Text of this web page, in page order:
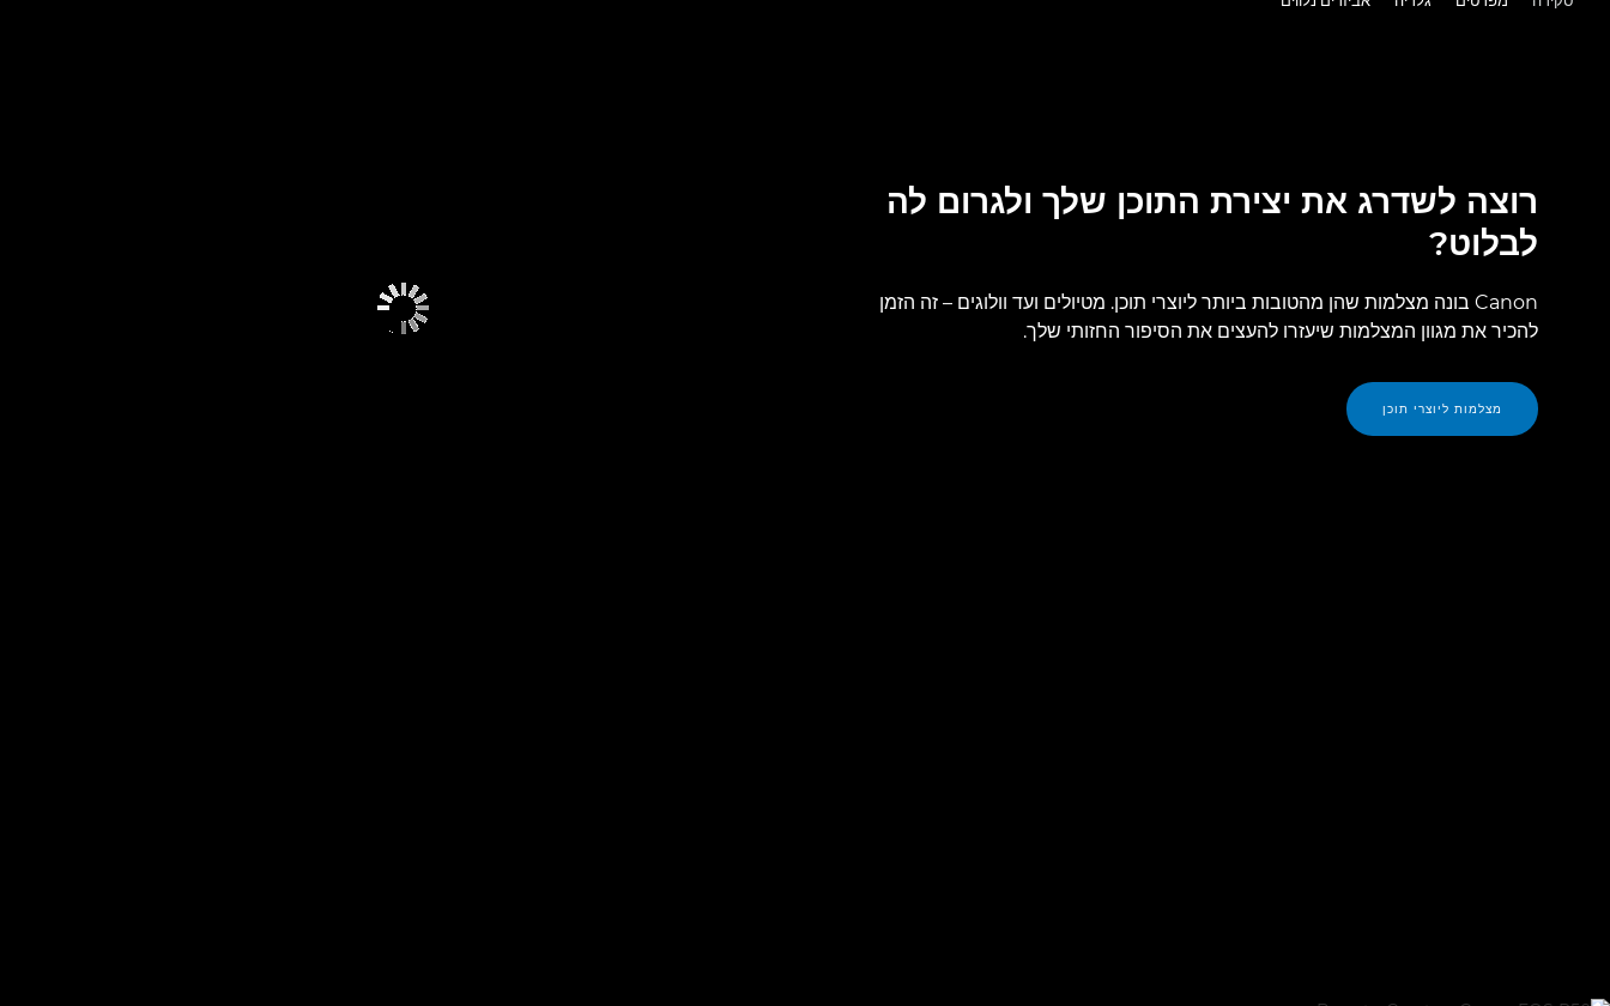
רוצה לשדרג את יצירת התוכן שלך ולגרום לה
לבלוט?
Canon בונה מצלמות שהן מהטובות ביותר ליוצרי תוכן. מטיולים ועד וולוגים – זה הזמן
להכיר את מגוון המצלמות שיעזרו להעצים את הסיפור החזותי שלך.
מצלמות ליוצרי תוכן